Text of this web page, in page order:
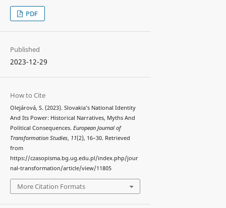
PDF
Published
2023-12-29
How to Cite
Olejárová, S. (2023). Slovakia’s National Identity
And Its Power: Historical Narratives, Myths And
Political Consequences. European Journal of
Transformation Studies, 11(2), 16–30. Retrieved
from
https://czasopisma.bg.ug.edu.pl/index.php/jour
nal-transformation/article/view/11805
More Citation Formats